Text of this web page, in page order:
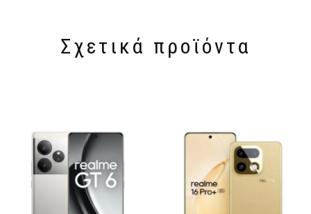
Σχετικά προϊόντα